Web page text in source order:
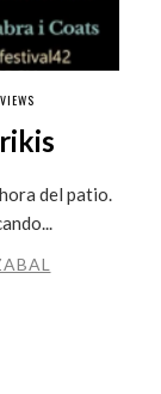
del patio.